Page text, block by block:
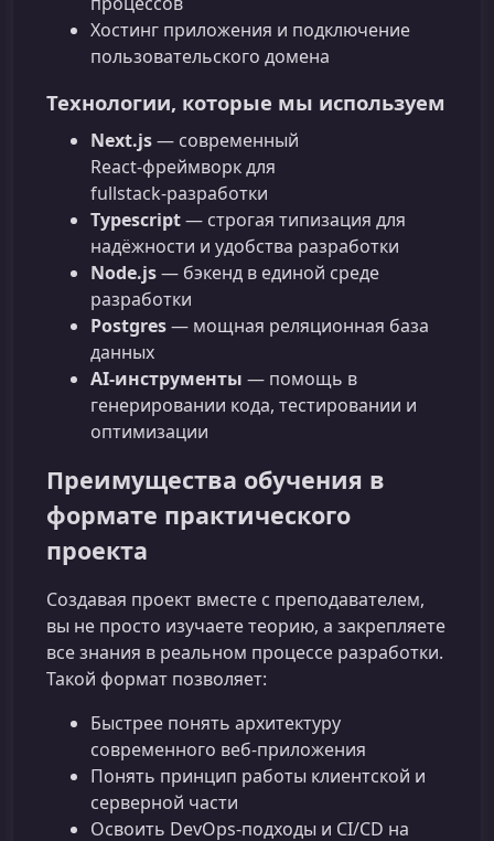
Хостинг приложения и подключение
пользовательского домена
Технологии, которые мы используем
Next.js— современный
React‑фреймворк для
fullstack‑разработки
Typescript— строгая типизация для
надёжности и удобства разработки
Node.js— бэкенд в единой среде
разработки
Postgres— мощная реляционная база
данных
AI‑инструменты — помощь в
генерировании кода, тестировании и
оптимизации
Преимущества обучения в
формате практического
проекта
Создавая проект вместе с преподавателем,
вы не просто изучаете теорию, а закрепляете
все знания в реальном процессе разработки.
Такой формат позволяет:
Быстрее понять архитектуру
современного веб-приложения
Понять принцип работы клиентской и
серверной части
Освоить DevOps-подходы и CI/CD на